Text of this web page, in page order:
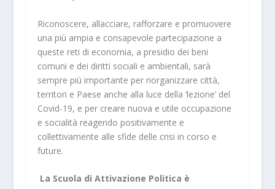
Riconoscere, allacciare, rafforzare e promuovere
una più ampia e consapevole partecipazione a
queste reti di economia, a presidio dei beni
comuni e dei diritti sociali e ambientali, sarà
sempre più importante per riorganizzare città,
territori e Paese anche alla luce della ‘lezione’ del
Covid-19, e per creare nuova e utile occupazione
e socialità reagendo positivamente e
collettivamente alle sfide delle crisi in corso e
future.
La Scuola di Attivazione Politica è